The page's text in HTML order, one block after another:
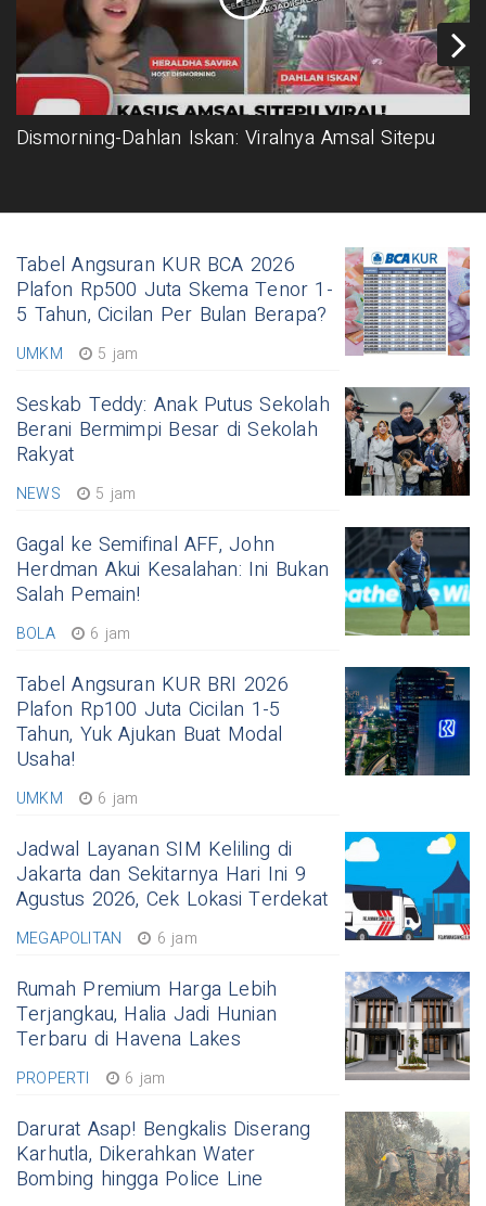
Dismorning-Dahlan Iskan: Viralnya Amsal Sitepu
Tabel Angsuran KUR BCA 2026
Plafon Rp500 Juta Skema Tenor 1-
5 Tahun, Cicilan Per Bulan Berapa?
UMKM 5 jam
Seskab Teddy: Anak Putus Sekolah
Berani Bermimpi Besar di Sekolah
Rakyat
NEWS 5 jam
Gagal ke Semifinal AFF, John
Herdman Akui Kesalahan: Ini Bukan
Salah Pemain!
BOLA 6 jam
Tabel Angsuran KUR BRI 2026
Plafon Rp100 Juta Cicilan 1-5
Tahun, Yuk Ajukan Buat Modal
Usaha!
UMKM 6 jam
Jadwal Layanan SIM Keliling di
Jakarta dan Sekitarnya Hari Ini 9
Agustus 2026, Cek Lokasi Terdekat
MEGAPOLITAN 6 jam
Rumah Premium Harga Lebih
Terjangkau, Halia Jadi Hunian
Terbaru di Havena Lakes
PROPERTI 6 jam
Darurat Asap! Bengkalis Diserang
Karhutla, Dikerahkan Water
Bombing hingga Police Line